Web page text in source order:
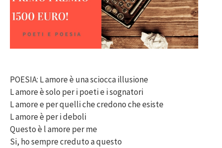
POESIA: L amore è una sciocca illusione
L amore è solo per i poeti e i sognatori
L amore e per quelli che credono che esiste
L amore è per i deboli
Questo è l amore per me
Si, ho sempre creduto a questo